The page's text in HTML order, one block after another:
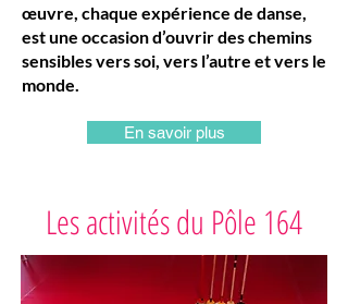
œuvre, chaque expérience de danse,
est une occasion d’ouvrir des chemins
sensibles vers soi, vers l’autre et vers le
monde.
En savoir plus
Les activités du Pôle 164